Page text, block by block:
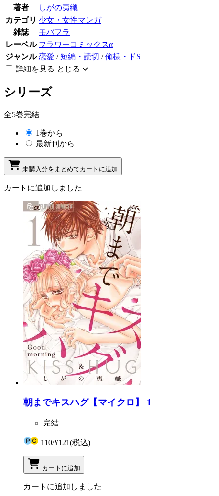
著者
しがの夷織
カテゴリ 少女・女性マンガ
雑誌
モバフラ
レーベル フラワーコミックスα
ジャンル 恋愛 /短編・読切 /俺様・ドS
詳細を見る とじる
シリーズ
全5巻完結
1巻から
最新刊から
未購入分をまとめてカートに追加
カートに追加しました
朝までキスハグ【マイクロ】 1
完結
110/¥121(税込)
カートに追加
カートに追加しました